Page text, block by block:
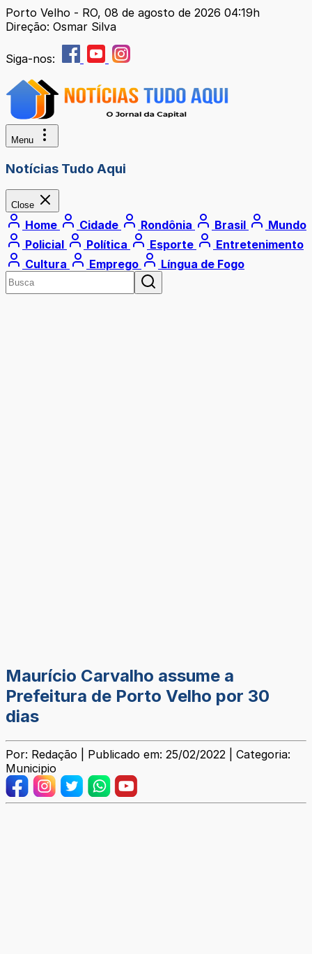
Porto Velho - RO, 08 de agosto de 2026 04:19h
Direção: Osmar Silva
Siga-nos:
Menu
Notícias Tudo Aqui
Close
Home Cidade Rondônia Brasil
Mundo
Policial
Política Esporte
Entretenimento
Cultura
Emprego Língua de Fogo
Maurício Carvalho assume a
Prefeitura de Porto Velho por 30
dias
Por: Redação | Publicado em: 25/02/2022 | Categoria:
Municipio